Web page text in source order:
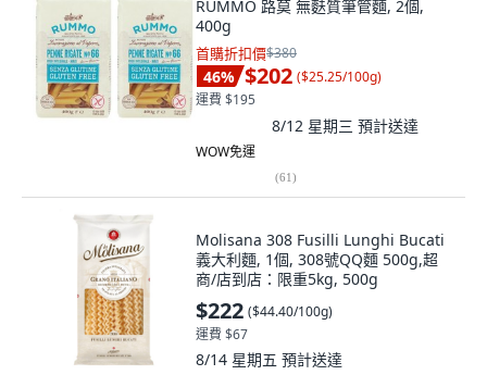
RUMMO 路莫 無麩質筆管麵, 2個,
400g
首購折扣價$380
46% $202 ($25.25/100g)
運費 $195
8/12 星期三 預計送達
WOW免運
(61)
Molisana 308 Fusilli Lunghi Bucati
義大利麵, 1個, 308號QQ麵 500g,超
商/店到店：限重5kg, 500g
$222 ($44.40/100g)
運費 $67
8/14 星期五 預計送達